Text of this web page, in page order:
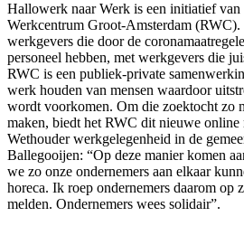
Hallowerk naar Werk is een initiatief van
Werkcentrum Groot-Amsterdam
werkgevers die door de
personeel hebben, met werkgevers die
RWC is een publiek-private
werk houden van mensen waardoor
wordt voorkomen. Om die zoektocht zo
maken, biedt het RWC dit nieuwe online
Wethouder werkgelegenheid in de
Ballegooijen: “Op deze manier komen
we zo onze ondernemers aan elkaar
horeca. Ik roep ondernemers daarom op
melden. Ondernemers wees solidair”.